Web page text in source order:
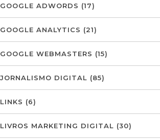
GOOGLE ADWORDS (17)
GOOGLE ANALYTICS (21)
GOOGLE WEBMASTERS (15)
JORNALISMO DIGITAL (85)
LINKS (6)
LIVROS MARKETING DIGITAL (30)